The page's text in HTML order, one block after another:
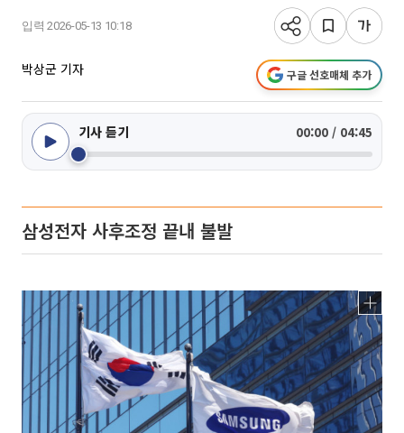
입력 2026-05-13 10:18
박상군 기자 구글 선호매체 추가
기사 듣기 00:00 / 04:45
삼성전자 사후조정 끝내 불발